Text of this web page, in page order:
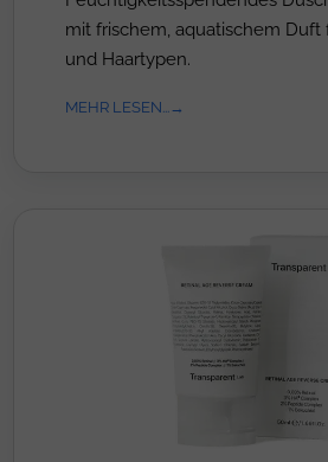
mit frischem, aquatischem Duft
und Haartypen.
MEHR LESEN...